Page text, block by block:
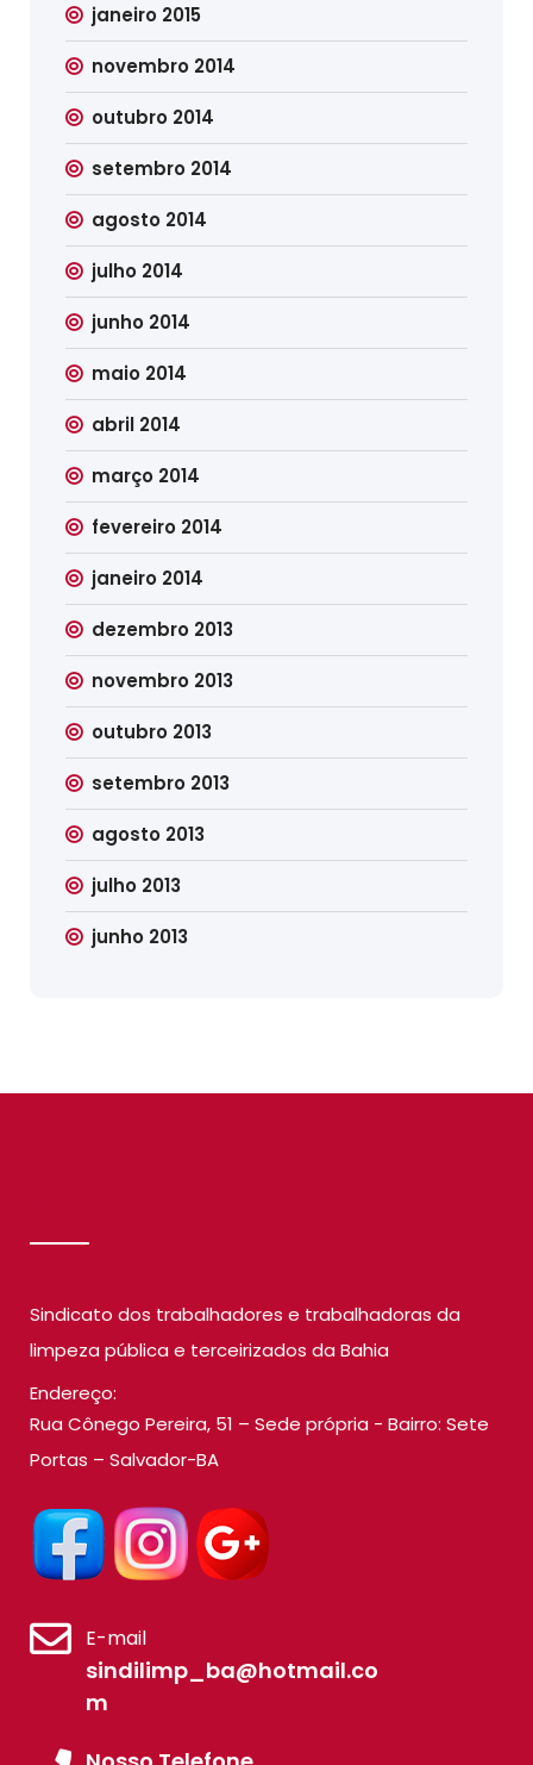
janeiro 2015
novembro 2014
outubro 2014
setembro 2014
agosto 2014
julho 2014
junho 2014
maio 2014
abril 2014
março 2014
fevereiro 2014
janeiro 2014
dezembro 2013
novembro 2013
outubro 2013
setembro 2013
agosto 2013
julho 2013
junho 2013
Sindicato dos trabalhadores e trabalhadoras da
limpeza pública e terceirizados da Bahia
Endereço:
Rua Cônego Pereira, 51 – Sede própria - Bairro: Sete
Portas – Salvador-BA
E-mail
sindilimp_ba@hotmail.co
m